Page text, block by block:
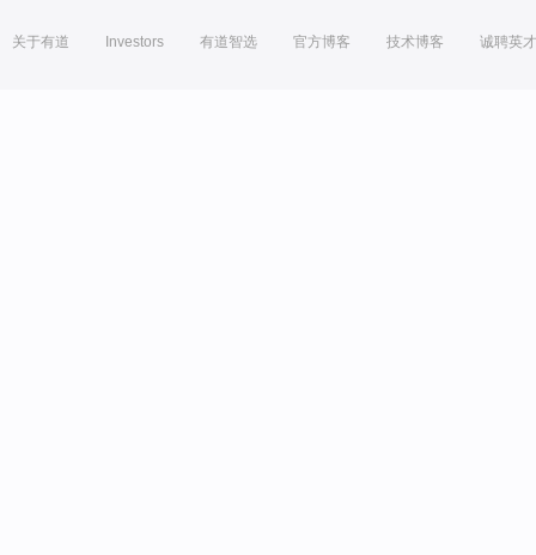
关于有道 Investors 有道智选 官方博客 技术博客 诚聘英才